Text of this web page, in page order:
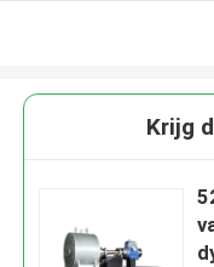
Krijg